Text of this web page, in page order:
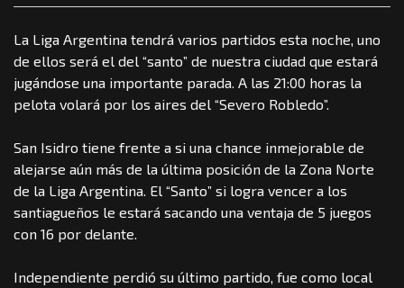
La Liga Argentina tendrá varios partidos esta noche, uno
de ellos será el del “santo” de nuestra ciudad que estará
jugándose una importante parada. A las 21:00 horas la
pelota volará por los aires del “Severo Robledo”.
San Isidro tiene frente a si una chance inmejorable de
alejarse aún más de la última posición de la Zona Norte
de la Liga Argentina. El “Santo” si logra vencer a los
santiagueños le estará sacando una ventaja de 5 juegos
con 16 por delante.
Independiente perdió su último partido, fue como local